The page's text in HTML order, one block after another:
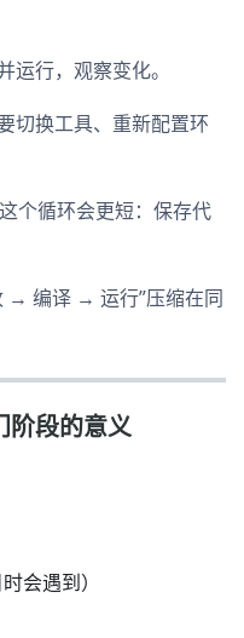
运行，观察变化。
切换工具、重新配置环
个循环会更短：保存代
→ 编译 → 运行”压缩在同
阶段的意义
会遇到）